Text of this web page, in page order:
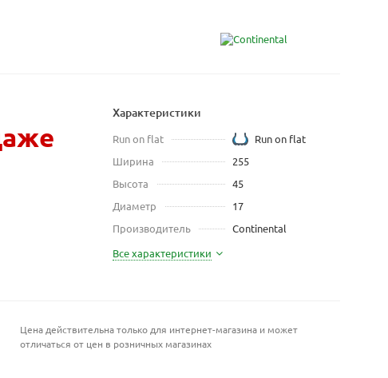
Характеристики
Run on flat
Run on flat
Ширина
255
Высота
45
Диаметр
17
Производитель
Continental
Все характеристики
Цена действительна только для интернет-магазина и может
отличаться от цен в розничных магазинах